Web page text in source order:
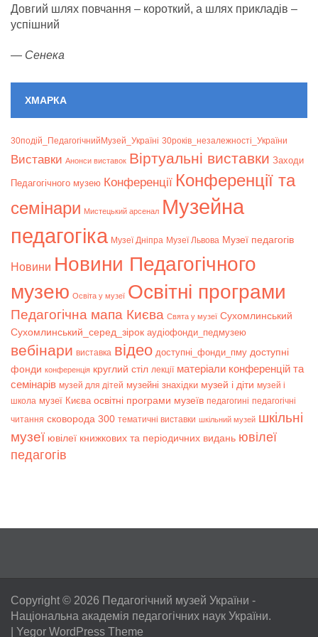
Довгий шлях повчання – короткий, а шлях прикладів –
успішний
— Сенека
ХМАРКА
30подій_ПедагогічнийМузей_Україні 30років_незалежності_України
Bиставки Анонси виставок Віртуальні виставки Заходи
Педагогічного музею Конференції Конференції та
семінари Мистецький арсенал Музейна
педагогіка Музеї Дніпра Музеї Львова Музеї педагогів
Новини Новини Педагогічного
музею Освіта у музеї Освітні програми
Педагогічна мапа Києва Свята у музеї Сухомлинський
Сухомлинський_серед_зірок аудіофонди_педмузею
вебінари виставка відео доступні_фонди_пму доступні
фонди конференція круглий стіл лекції матеріали конференцій та
семінарів музей для дітей музейні знахідки музей і діти музей і
школа музеї Києва освітні програми музеїв педагогині педагогічні
читання сковорода 300 тематичні виставки шкільний музей шкільні
музеї ювілеї книжкових та періодичних видань ювілеї
педагогів
Copyright © 2026 Педагогічний музей України -
Національна академія педагогічних наук України.
Yegor WordPress Theme